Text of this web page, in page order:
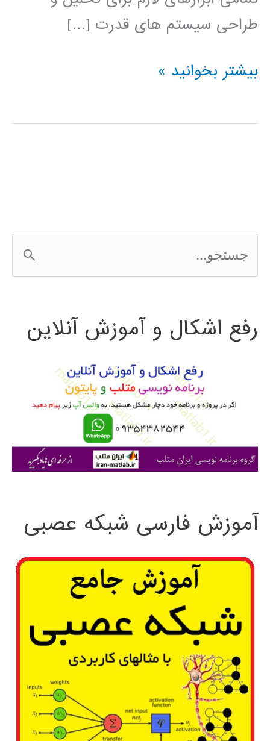
طراحی سیستم های قدرت […]
فیلم
فارسی
بیشتر بخوانید »
س
ج
ی
رفع اشکال و آموزش آنلاین
آموزش فارسی شبکه عصبی